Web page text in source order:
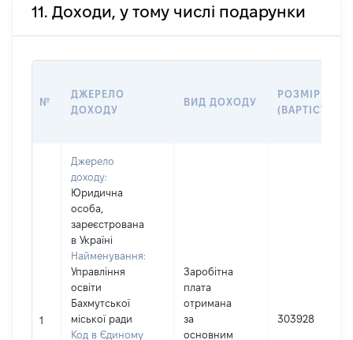
11. Доходи, у тому числі подарунки
№
ДЖЕРЕЛО
ДОХОДУ
ВИД ДОХОДУ
РОЗМІР
(ВАРТІСТЬ)
1
Джерело
доходу:
Юридична
особа,
зареєстрована
в Україні
Найменування:
Управління
освіти
Бахмутської
міської ради
Код в Єдиному
Заробітна
плата
отримана
за
основним
303928